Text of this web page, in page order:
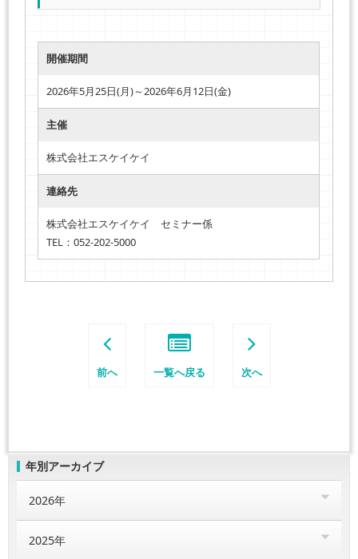
開催期間
2026年5月25日(月)～2026年6月12日(金)
主催
株式会社エスケイケイ
連絡先
株式会社エスケイケイ セミナー係
TEL：052-202-5000
前へ 一覧へ戻る 次へ
年別アーカイブ
2026年
2025年